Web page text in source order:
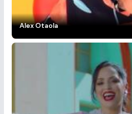
Alex Otaola